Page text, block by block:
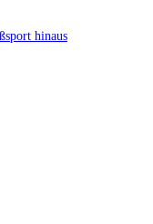
hinaus